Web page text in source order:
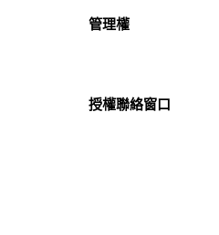
管理權
授權聯絡窗口